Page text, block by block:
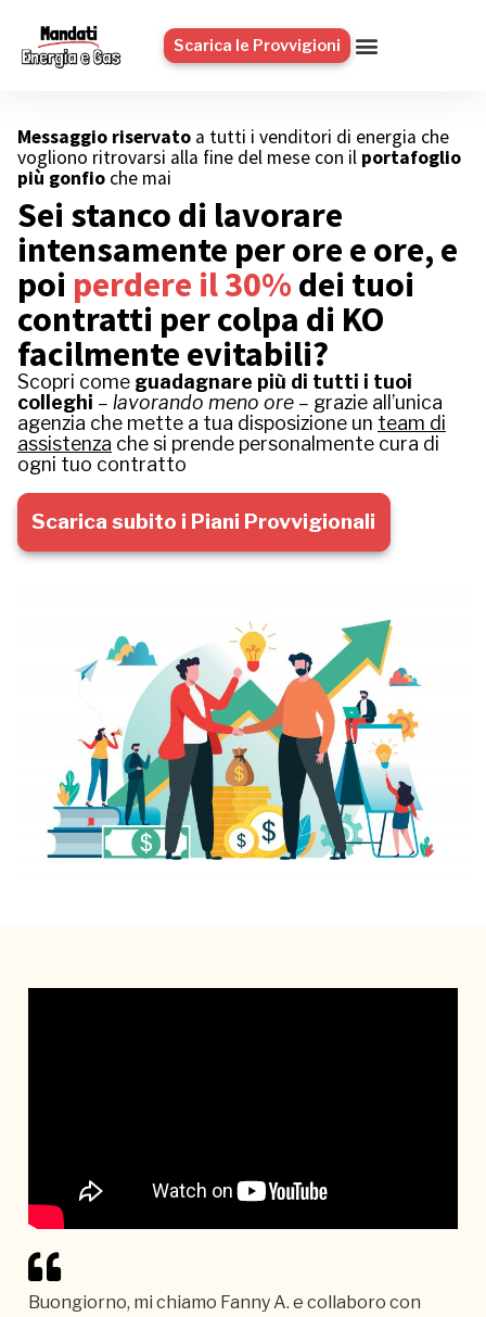
Scarica le Provvigioni
Messaggio riservato a tutti i venditori di energia che
vogliono ritrovarsi alla fine del mese con il portafoglio
più gonfio che mai
Sei stanco di lavorare
intensamente per ore e ore, e
poi perdere il 30% dei tuoi
contratti per colpa di KO
facilmente evitabili?
Scopri come guadagnare più di tutti i tuoi
colleghi – lavorando meno ore – grazie all’unica
agenzia che mette a tua disposizione un team di
assistenza che si prende personalmente cura di
ogni tuo contratto
Scarica subito i Piani Provvigionali
Buongiorno, mi chiamo Fanny A. e collaboro con